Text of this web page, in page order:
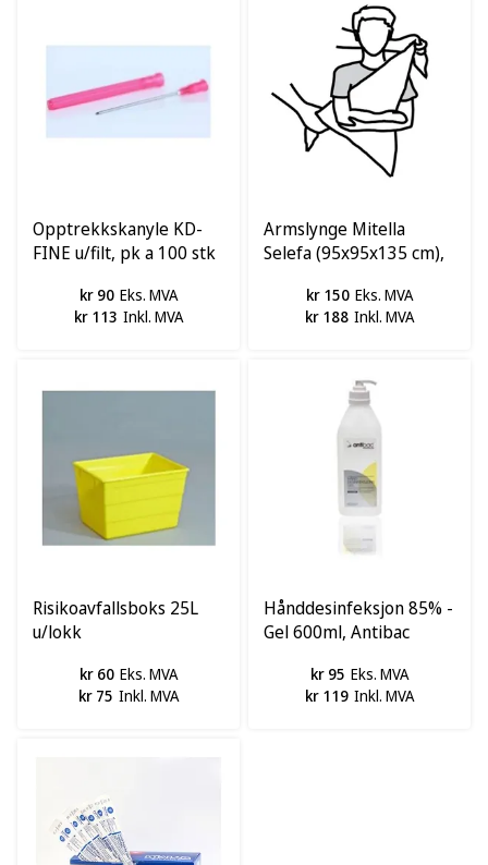
Opptrekkskanyle KD-
FINE u/filt, pk a 100 stk
kr 90 Eks. MVA
kr 113 Inkl. MVA
Armslynge Mitella
Selefa (95x95x135 cm),
kr 150 Eks. MVA
kr 188 Inkl. MVA
Risikoavfallsboks 25L
u/lokk
kr 60 Eks. MVA
kr 75 Inkl. MVA
Hånddesinfeksjon 85% -
Gel 600ml, Antibac
kr 95 Eks. MVA
kr 119 Inkl. MVA